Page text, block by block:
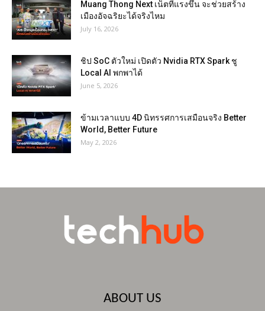
Muang Thong Next เน็ตที่แรงขึ้น จะช่วยสร้าง
เมืองอัจฉริยะได้จริงไหม
July 16, 2026
ชิป SoC ตัวใหม่ เปิดตัว Nvidia RTX Spark ชู
Local AI พกพาได้
June 5, 2026
ข้ามเวลาแบบ 4D นิทรรศการเสมือนจริง Better
World, Better Future
May 2, 2026
ABOUT US